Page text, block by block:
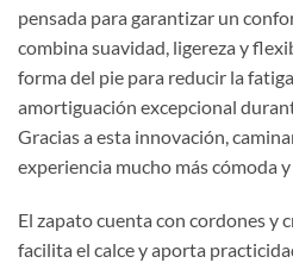
pensada para garantizar un
combina suavidad, ligereza y
forma del pie para reducir la
amortiguación excepcional
Gracias a esta innovación,
experiencia mucho más cómoda y
El zapato cuenta con cordones y
facilita el calce y aporta